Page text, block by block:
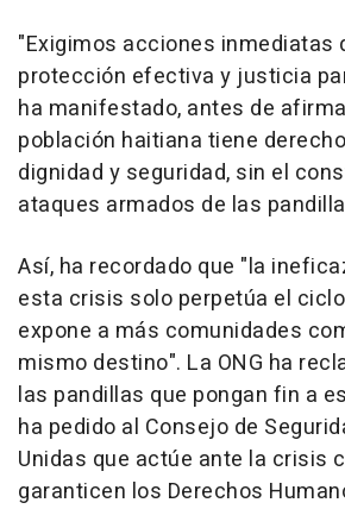
"Exigimos acciones inmediatas
protección efectiva y justicia
ha manifestado, antes de
población haitiana tiene
dignidad y seguridad, sin el
ataques armados de las
Así, ha recordado que "la
esta crisis solo perpetúa el
expone a más comunidades
mismo destino". La ONG ha
las pandillas que pongan fin a
ha pedido al Consejo de
Unidas que actúe ante la crisis
garanticen los Derechos